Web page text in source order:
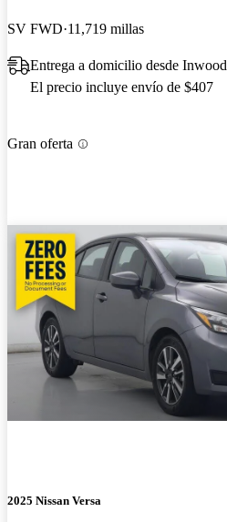
SV FWD 11,719 millas
Entrega a domicilio desde
El precio incluye envío de $407
Gran oferta
2025 Nissan Versa